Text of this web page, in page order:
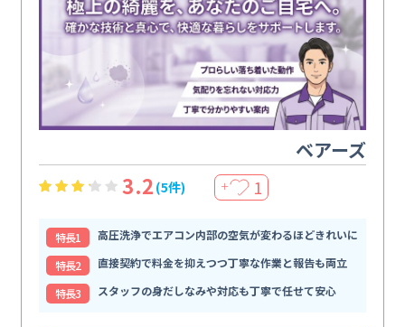
ベアーズ
3.2 (5件) ＋ 1
特⻑1
高圧洗浄でエアコン内部の空気が変わるほどきれいに
特⻑2
直接契約で料金を抑えつつ丁寧な作業と報告も両立
特⻑3
スタッフの身だしなみや対応も丁寧で任せて安心